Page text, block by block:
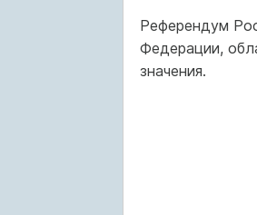
Референдум
Федерации,
значения.